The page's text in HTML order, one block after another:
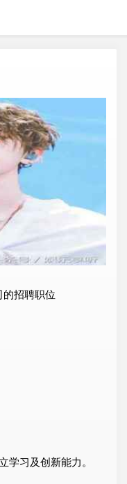
的招聘职位
学习及创新能力。